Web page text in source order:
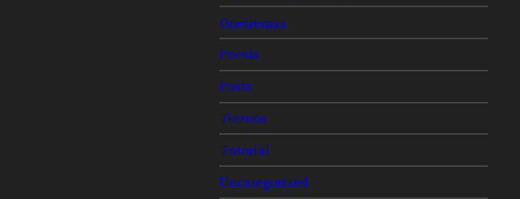
Oneiremas
Poesía
Posts
Tiernos
Tutorial
Uncategorized